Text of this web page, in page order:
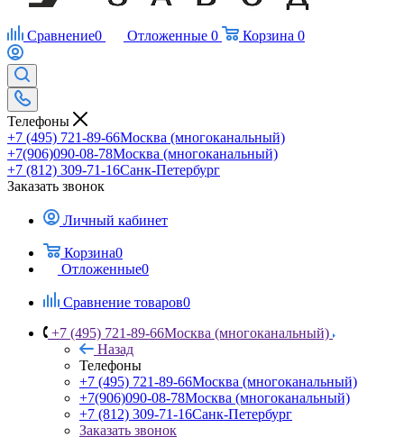
Сравнение0 Отложенные 0 Корзина 0
Телефоны
+7 (495) 721-89-66Москва (многоканальный)
+7(906)090-08-78Москва (многоканальный)
+7 (812) 309-71-16Санк-Петербург
Заказать звонок
Личный кабинет
Корзина0
Отложенные0
Сравнение товаров0
+7 (495) 721-89-66Москва (многоканальный)
Назад
Телефоны
+7 (495) 721-89-66Москва (многоканальный)
+7(906)090-08-78Москва (многоканальный)
+7 (812) 309-71-16Санк-Петербург
Заказать звонок